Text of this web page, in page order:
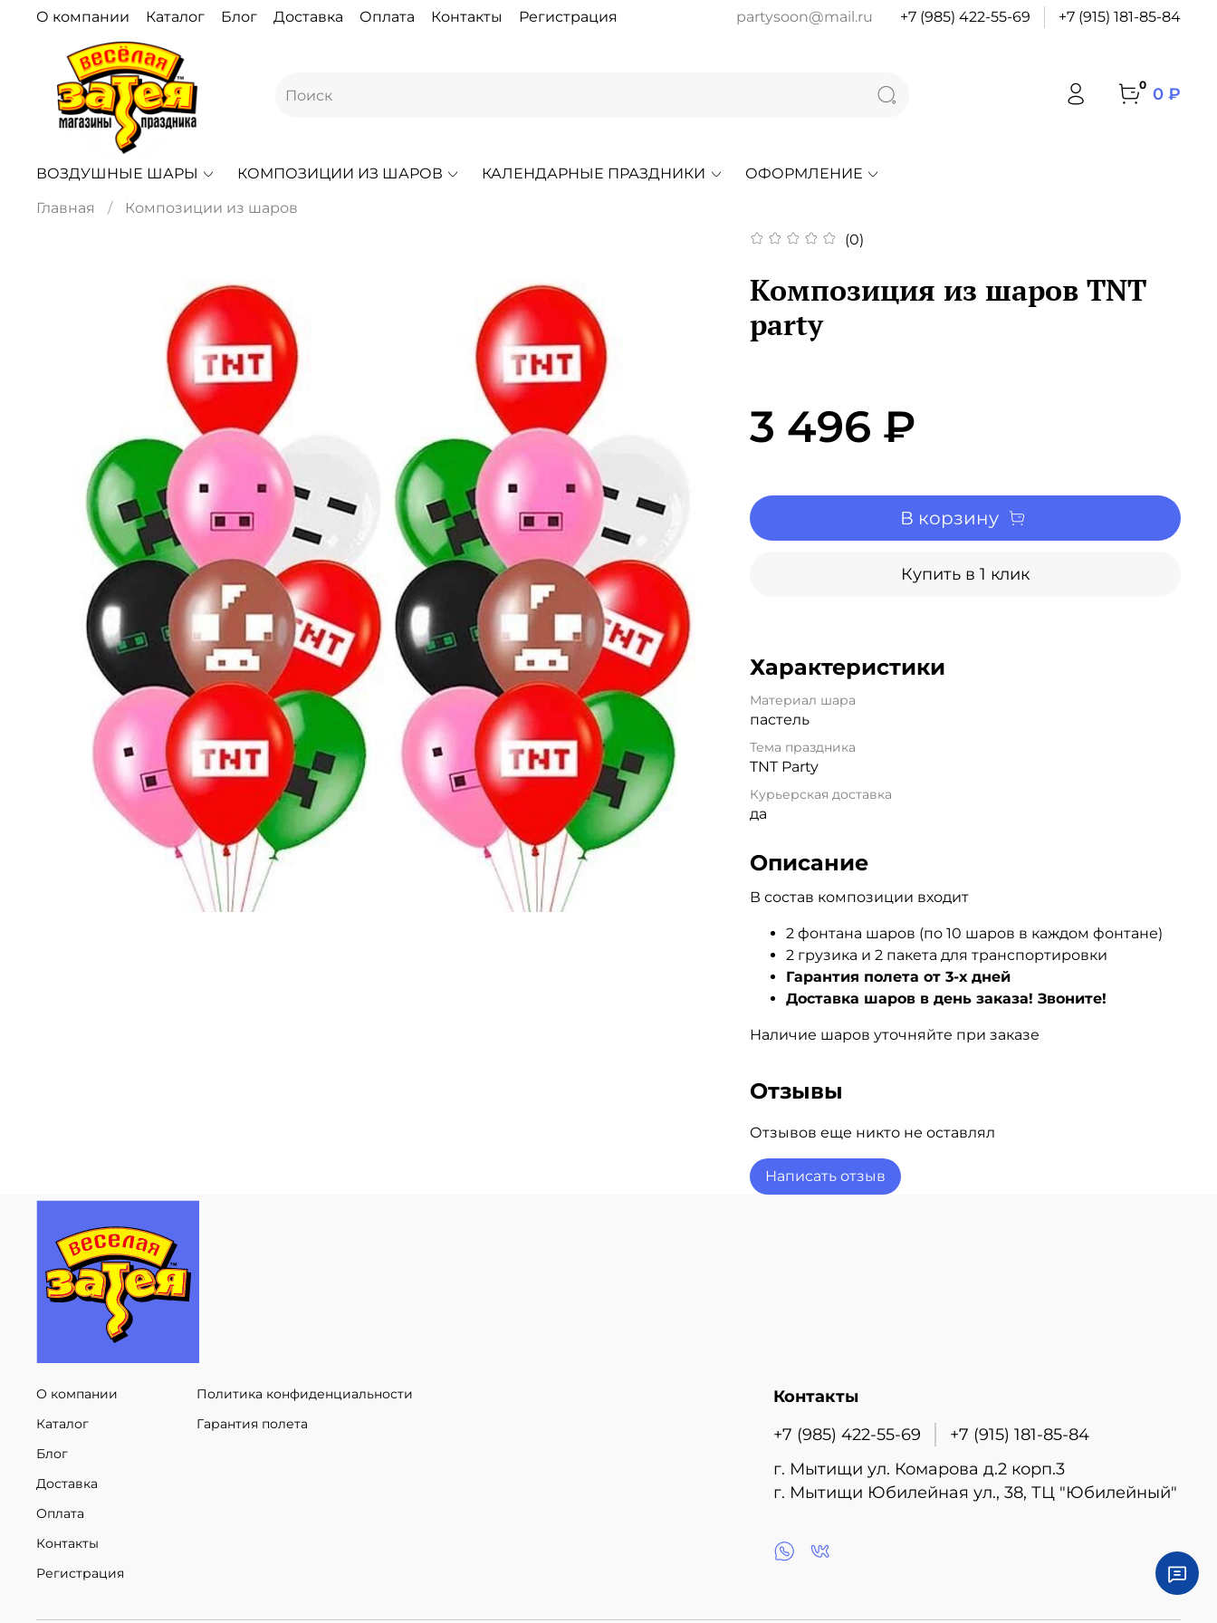
О компании Каталог Блог Доставка Оплата Контакты Регистрация partysoon@mail.ru +7 (985) 422-55-69 +7 (915) 181-85-84
0 0 ₽
ВОЗДУШНЫЕ ШАРЫ КОМПОЗИЦИИ ИЗ ШАРОВ КАЛЕНДАРНЫЕ ПРАЗДНИКИ
ОФОРМЛЕНИЕ
Главная
Композиции из шаров
(0)
Композиция из шаров TNT
party
3 496 ₽
В корзину
Купить в 1 клик
Характеристики
Материал шара
пастель
Тема праздника
TNT Party
Курьерская доставка
да
Описание
В состав композиции входит
2 фонтана шаров (по 10 шаров в каждом фонтане)
2 грузика и 2 пакета для транспортировки
Гарантия полета от 3-х дней
Доставка шаров в день заказа! Звоните!
Наличие шаров уточняйте при заказе
Отзывы
Отзывов еще никто не оставлял
Написать отзыв
О компании
Каталог
Блог
Доставка
Оплата
Контакты
Регистрация
Политика конфиденциальности
Гарантия полета
Контакты
+7 (985) 422-55-69
+7 (915) 181-85-84
г. Мытищи ул. Комарова д.2 корп.3
г. Мытищи Юбилейная ул., 38, ТЦ "Юбилейный"